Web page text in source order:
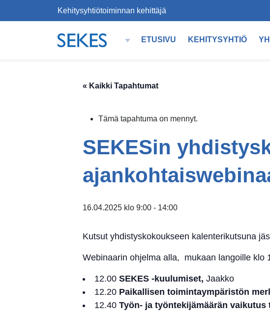
Kehitysyhtiötoiminnan kehittäjä
PÄÄVALIKKO
ETUSIVU KEHITYSYHTIÖ
« Kaikki Tapahtumat
Tämä tapahtuma on mennyt.
SEKESin
16.04.2025 klo 9:00 - 14:00
Kutsut yhdistyskokoukseen kalenterikutsuna
Webinaarin ohjelma alla, mukaan langoille klo
12.00 SEKES -kuulumiset, Jaakko
12.20 Paikallisen toimintaympäristön
12.40 Työn- ja työntekijämäärän